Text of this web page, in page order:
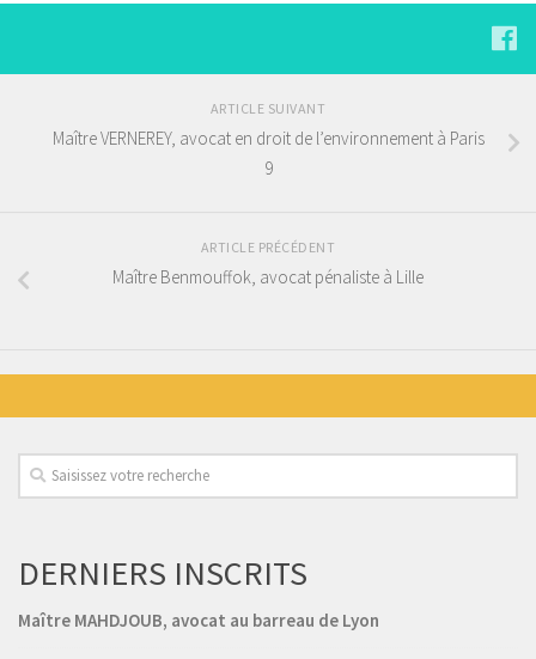
ARTICLE SUIVANT
Maître VERNEREY, avocat en droit de l’environnement à Paris
9
ARTICLE PRÉCÉDENT
Maître Benmouffok, avocat pénaliste à Lille
DERNIERS INSCRITS
Maître MAHDJOUB, avocat au barreau de Lyon